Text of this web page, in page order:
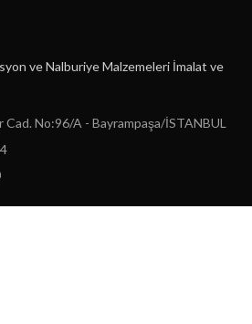
ve Nalburiye Malzemeleri İmalat ve
Cad. No:96/A - Bayrampaşa/İSTANBUL